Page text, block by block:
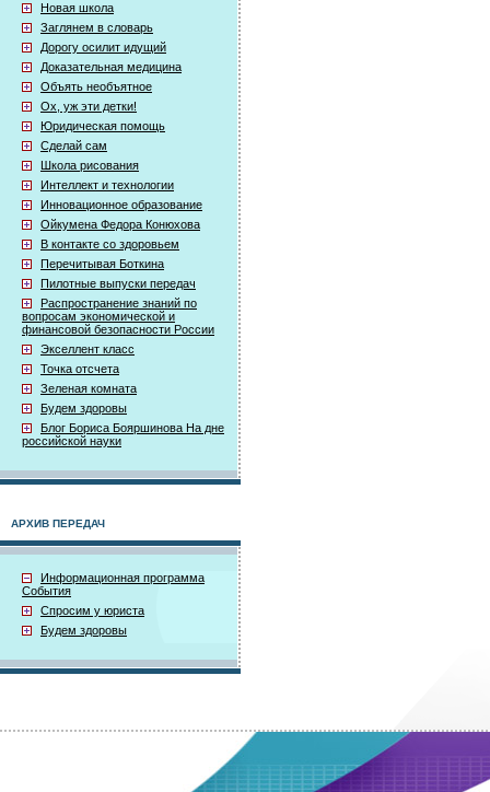
Новая школа
Заглянем в словарь
Дорогу осилит идущий
Доказательная медицина
Объять необъятное
Ох, уж эти детки!
Юридическая помощь
Сделай сам
Школа рисования
Интеллект и технологии
Инновационное образование
Ойкумена Федора Конюхова
В контакте со здоровьем
Перечитывая Боткина
Пилотные выпуски передач
Распространение знаний по
вопросам экономической и
финансовой безопасности России
Экселлент класс
Точка отсчета
Зеленая комната
Будем здоровы
Блог Бориса Бояршинова На дне
российской науки
АРХИВ ПЕРЕДАЧ
Информационная программа
События
Спросим у юриста
Будем здоровы